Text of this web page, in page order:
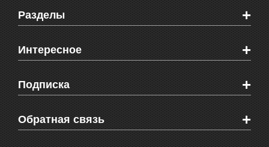
Разделы +
Новости Феодосии
Новости Крыма
Мировые новости
Объявления
Здоровье
СМС мнения читателей
Интересное +
Видео о Феодосии
Веб-камеры Феодосии
Блоги феодосийцев
Школы Феодосии
Подписка +
Печатная версия газеты "Кафа"
RSS
Обратная связь +
Рекламодателям